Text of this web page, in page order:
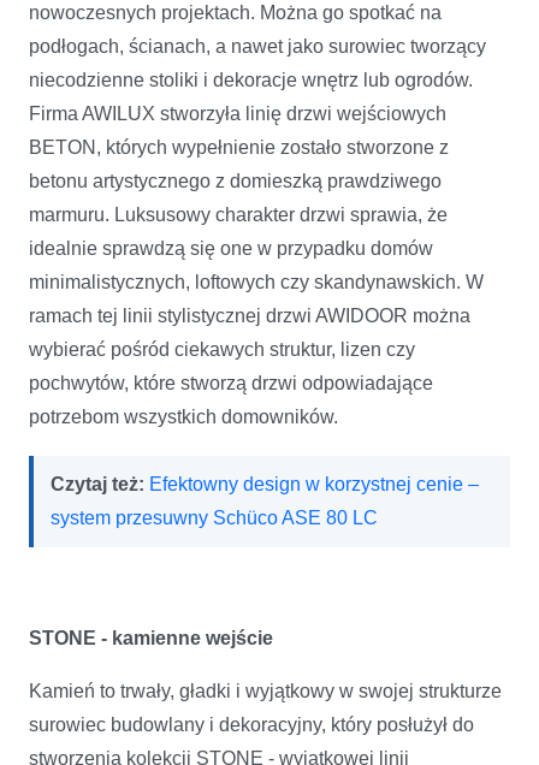
nowoczesnych projektach. Można go spotkać na
podłogach, ścianach, a nawet jako surowiec tworzący
niecodzienne stoliki i dekoracje wnętrz lub ogrodów.
Firma AWILUX stworzyła linię drzwi wejściowych
BETON, których wypełnienie zostało stworzone z
betonu artystycznego z domieszką prawdziwego
marmuru. Luksusowy charakter drzwi sprawia, że
idealnie sprawdzą się one w przypadku domów
minimalistycznych, loftowych czy skandynawskich. W
ramach tej linii stylistycznej drzwi AWIDOOR można
wybierać pośród ciekawych struktur, lizen czy
pochwytów, które stworzą drzwi odpowiadające
potrzebom wszystkich domowników.
Czytaj też: Efektowny design w korzystnej cenie –
system przesuwny Schüco ASE 80 LC
STONE - kamienne wejście
Kamień to trwały, gładki i wyjątkowy w swojej strukturze
surowiec budowlany i dekoracyjny, który posłużył do
stworzenia kolekcji STONE - wyjątkowej linii